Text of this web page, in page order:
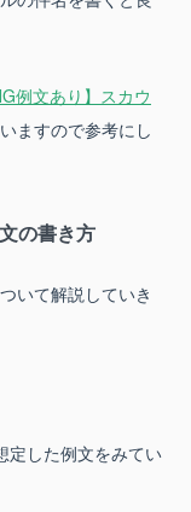
例文あり】スカウ
ますので参考にし
の書き方
いて解説していき
定した例文をみてい